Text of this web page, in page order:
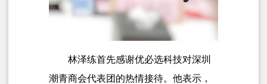
林泽练首先感谢优必选科技对深圳
潮青商会代表团的热情接待。他表示，